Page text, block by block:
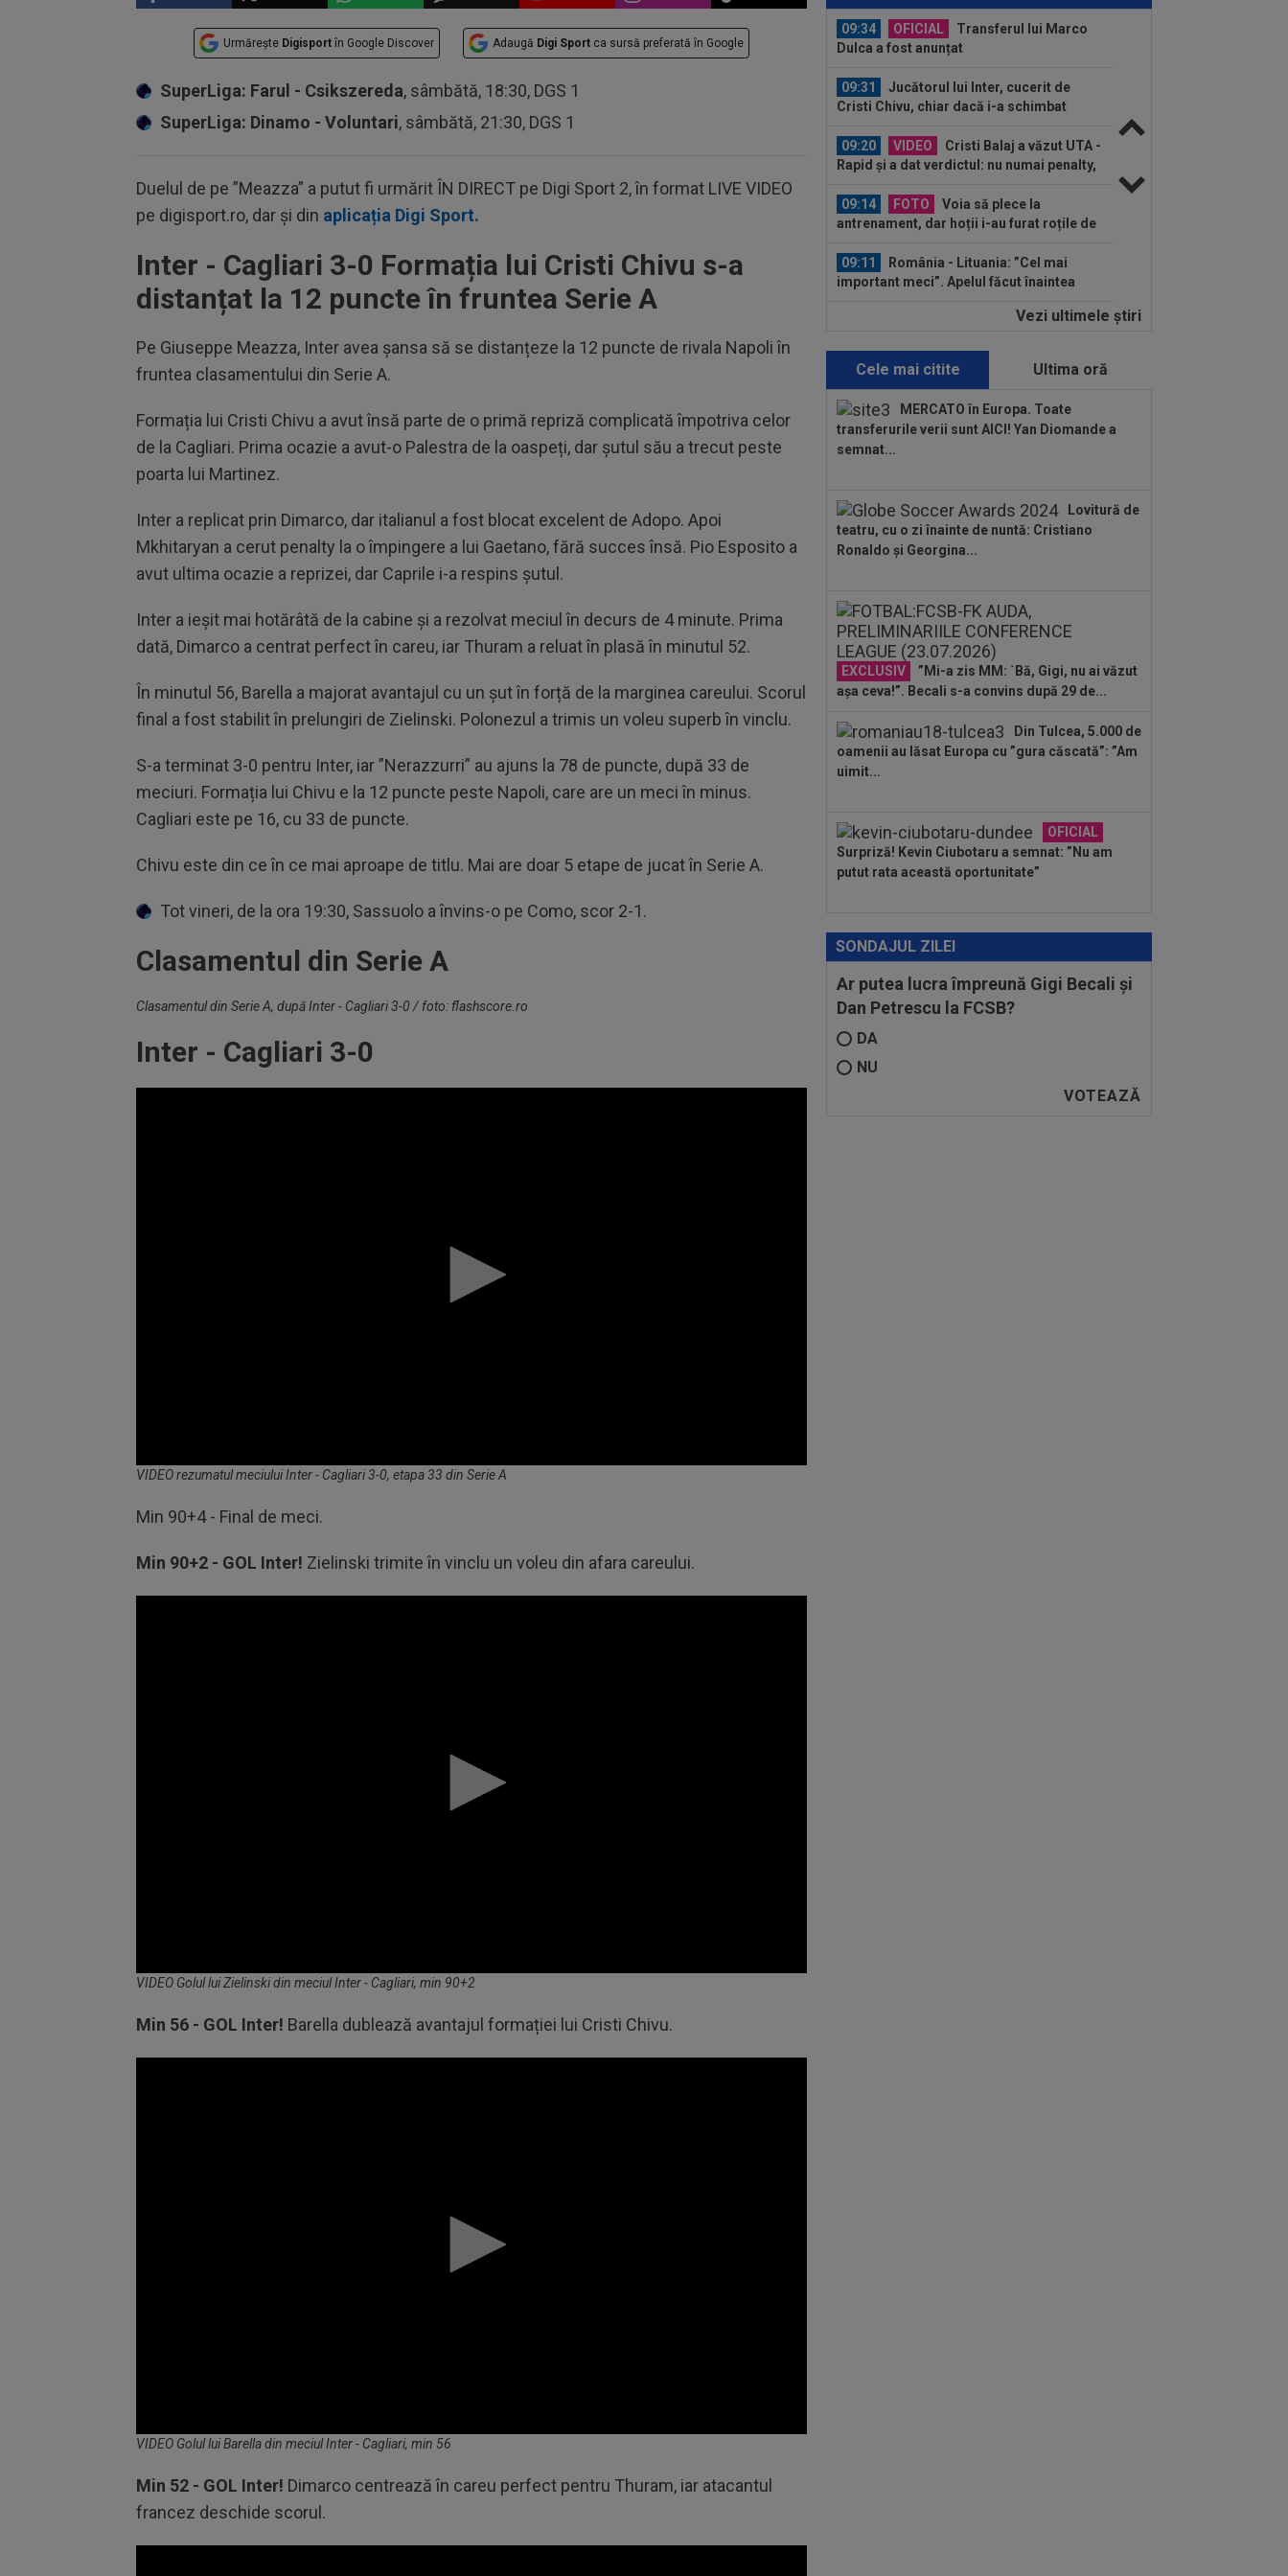
Urmărește Digisport în Google Discover Adaugă Digi Sport ca sursă preferată în Google
SuperLiga: Farul - Csikszereda, sâmbătă, 18:30, DGS 1
SuperLiga: Dinamo - Voluntari, sâmbătă, 21:30, DGS 1
Duelul de pe ”Meazza” a putut fi urmărit ÎN DIRECT pe Digi Sport 2, în format LIVE VIDEO
pe digisport.ro, dar și din aplicația Digi Sport.
Inter - Cagliari 3-0 Formația lui Cristi Chivu s-a
distanțat la 12 puncte în fruntea Serie A
Pe Giuseppe Meazza, Inter avea șansa să se distanțeze la 12 puncte de rivala Napoli în
fruntea clasamentului din Serie A.
Formația lui Cristi Chivu a avut însă parte de o primă repriză complicată împotriva celor
de la Cagliari. Prima ocazie a avut-o Palestra de la oaspeți, dar șutul său a trecut peste
poarta lui Martinez.
Inter a replicat prin Dimarco, dar italianul a fost blocat excelent de Adopo. Apoi
Mkhitaryan a cerut penalty la o împingere a lui Gaetano, fără succes însă. Pio Esposito a
avut ultima ocazie a reprizei, dar Caprile i-a respins șutul.
Inter a ieșit mai hotărâtă de la cabine și a rezolvat meciul în decurs de 4 minute. Prima
dată, Dimarco a centrat perfect în careu, iar Thuram a reluat în plasă în minutul 52.
În minutul 56, Barella a majorat avantajul cu un șut în forță de la marginea careului. Scorul
final a fost stabilit în prelungiri de Zielinski. Polonezul a trimis un voleu superb în vinclu.
S-a terminat 3-0 pentru Inter, iar ”Nerazzurri” au ajuns la 78 de puncte, după 33 de
meciuri. Formația lui Chivu e la 12 puncte peste Napoli, care are un meci în minus.
Cagliari este pe 16, cu 33 de puncte.
Chivu este din ce în ce mai aproape de titlu. Mai are doar 5 etape de jucat în Serie A.
Tot vineri, de la ora 19:30, Sassuolo a învins-o pe Como, scor 2-1.
Clasamentul din Serie A
Clasamentul din Serie A, după Inter - Cagliari 3-0 / foto: flashscore.ro
Inter - Cagliari 3-0
Volume
VIDEO rezumatul meciului Inter - Cagliari 3-0, etapa 33 din Serie A
Min 90+4 - Final de meci.
Min 90+2 - GOL Inter! Zielinski trimite în vinclu un voleu din afara careului.
Volume
VIDEO Golul lui Zielinski din meciul Inter - Cagliari, min 90+2
Min 56 - GOL Inter! Barella dublează avantajul formației lui Cristi Chivu.
Volume
VIDEO Golul lui Barella din meciul Inter - Cagliari, min 56
Min 52 - GOL Inter! Dimarco centrează în careu perfect pentru Thuram, iar atacantul
francez deschide scorul.
produs...
09:34
OFICIAL
Transferul lui Marco
Dulca a fost anunțat
09:31
Jucătorul lui Inter, cucerit de
Cristi Chivu, chiar dacă i-a schimbat
09:20
VIDEO
Cristi Balaj a văzut UTA -
Rapid și a dat verdictul: nu numai penalty,
09:14
FOTO
Voia să plece la
antrenament, dar hoții i-au furat roțile de
09:11
România - Lituania: ”Cel mai
important meci”. Apelul făcut înaintea
”Au vrut să-l omoare pe Messi”.
10:05
Ce veste pentru Jose Mourinho:
Real Madrid a găsit înlocuitor, după ce
Rodri a...
10:05
VIDEO
Concordia Chiajna - FC
Bihor, 11:00, pe Digi Sport 1. Programul
decis și vrea să plece de la FCSB! ”Mi-e
și...
09:49
"Dacă e nevoie de o sută de mingi
Vezi ultimele ştiri
Cele mai citite Ultima oră
MERCATO în Europa. Toate
transferurile verii sunt AICI! Yan Diomande a
semnat...
Lovitură de
teatru, cu o zi înainte de nuntă: Cristiano
Ronaldo și Georgina...
EXCLUSIV
”Mi-a zis MM: `Bă, Gigi, nu ai văzut
așa ceva!”. Becali s-a convins după 29 de...
Din Tulcea, 5.000 de
oamenii au lăsat Europa cu ”gura căscată”: ”Am
uimit...
OFICIAL
Surpriză! Kevin Ciubotaru a semnat: ”Nu am
putut rata această oportunitate”
SONDAJUL ZILEI
Ar putea lucra împreună Gigi Becali și
Dan Petrescu la FCSB?
DA
NU